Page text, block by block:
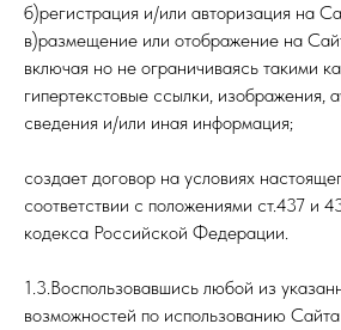
б)регистрация и/или авторизация на
в)размещение или отображение на
включая но не ограничиваясь такими
гипертекстовые ссылки, изображения,
сведения и/или иная информация;
создает договор на условиях
соответствии с положениями ст.437 и
кодекса Российской Федерации.
1.3.Воспользовавшись любой из
возможностей по использованию